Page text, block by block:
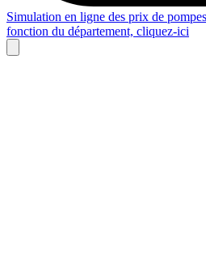
Simulation en ligne des prix de
fonction du département, cliquez-ici